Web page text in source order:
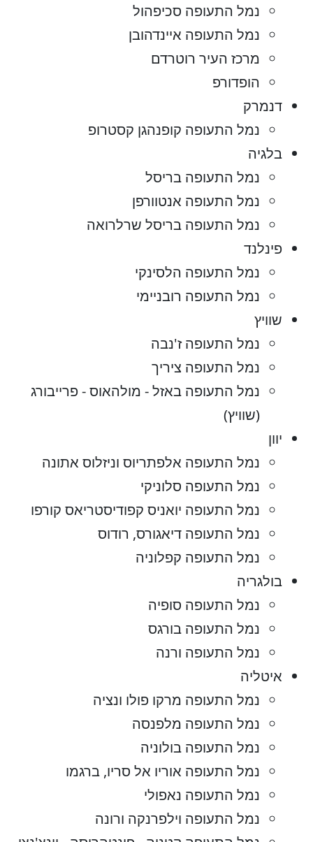
נמל התעופה סכיפהול
נמל התעופה איינדהובן
מרכז העיר רוטרדם
הופדורפ
דנמרק
נמל התעופה קופנהגן קסטרופ
בלגיה
נמל התעופה בריסל
נמל התעופה אנטוורפן
נמל התעופה בריסל שרלרואה
פינלנד
נמל התעופה הלסינקי
נמל התעופה רובניימי
שוויץ
נמל התעופה ז'נבה
נמל התעופה ציריך
נמל התעופה באזל - מולהאוס - פרייבורג
(שוויץ)
יוון
נמל התעופה אלפתריוס וניזלוס אתונה
נמל התעופה סלוניקי
נמל התעופה יואניס קפודיסטריאס קורפו
נמל התעופה דיאגורס, רודוס
נמל התעופה קפלוניה
בולגריה
נמל התעופה סופיה
נמל התעופה בורגס
נמל התעופה ורנה
איטליה
נמל התעופה מרקו פולו ונציה
נמל התעופה מלפנסה
נמל התעופה בולוניה
נמל התעופה אוריו אל סריו, ברגמו
נמל התעופה נאפולי
נמל התעופה וילפרנקה ורונה